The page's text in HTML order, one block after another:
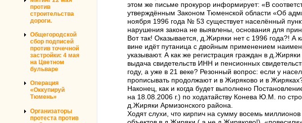
против
строительства
дороги.
Общегородской
сбор подписей
против точечной
застройки: 4 мая
на Цветном
бульваре
Операция
«Оккупируй
Тюмень»
Организаторы
протеста против
этом же письме прокурор информирует: «В
утверждённым Законом Тюменской области «Об
ноября 1996 года № 53 существует населённый
нарушения закона не выявлены, основания для
Вот так! Оказывается, д.Жиряки нет с 1996 года?! А
вине идёт путаница с двойным применением
указывают. А как же регистрация граждан в
выдача свидетельств ИНН и пенсионных
году, а уже в 21 веке? Резонный вопрос: если у
прописывать продолжают и в Жиряково и в
Наконец, как и когда будет выполнено
на 18.08.2006 г.) по ходатайству Конева Ю.М. по
д.Жиряки Армизонского района.
Ходят слухи, что кирпич на сумму восемь